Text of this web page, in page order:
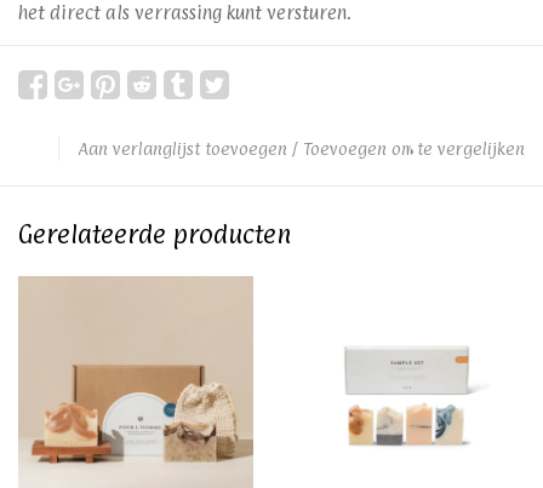
het direct als verrassing kunt versturen.
Aan verlanglijst toevoegen / Toevoegen om te vergelijken
Gerelateerde producten